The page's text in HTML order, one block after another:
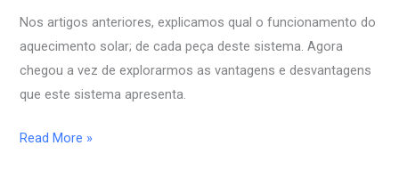
Nos artigos anteriores, explicamos qual o funcionamento do
aquecimento solar; de cada peça deste sistema. Agora
chegou a vez de explorarmos as vantagens e desvantagens
que este sistema apresenta.
Vantagens
e
Desvantagens
/
Read More »